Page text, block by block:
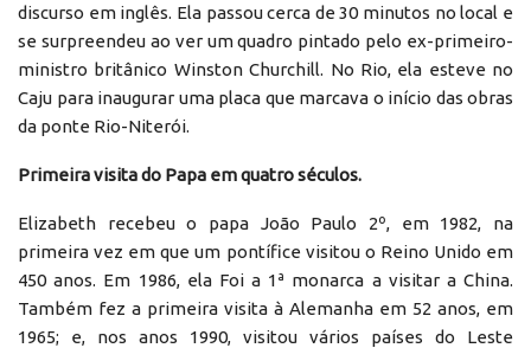
discurso em inglês. Ela passou cerca de 30 minutos no local e
se surpreendeu ao ver um quadro pintado pelo ex-primeiro-
ministro britânico Winston Churchill. No Rio, ela esteve no
Caju para inaugurar uma placa que marcava o início das obras
da ponte Rio-Niterói.
Primeira visita do Papa em quatro séculos.
Elizabeth recebeu o papa João Paulo 2º, em 1982, na
primeira vez em que um pontífice visitou o Reino Unido em
450 anos. Em 1986, ela Foi a 1ª monarca a visitar a China.
Também fez a primeira visita à Alemanha em 52 anos, em
1965; e, nos anos 1990, visitou vários países do Leste